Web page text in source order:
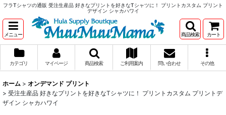
フラTシャツの通販 受注生産品 好きなプリントを好きなTシャツに！ プリントカスタム プリント
デザイン シャカハワイ
メニュー 商品検索 カート
カテゴリ マイページ 商品検索 ご利用案内 問い合わせ その他
ホーム > オンデマンド プリント
> 受注生産品 好きなプリントを好きなTシャツに！ プリントカスタム プリントデ
ザイン シャカハワイ